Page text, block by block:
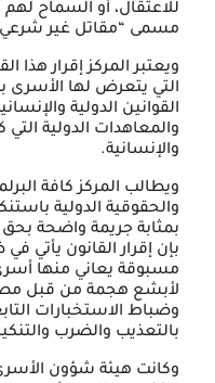
للاعتقال، أو السماح
مسمى “مقاتل غير
ويعتبر المركز إقرار هذا
التي يتعرض لها
القوانين الدولية
والمعاهدات الدولية
والإنسانية.
ويطالب المركز كافة
والحقوقية الدولية
بمثابة جريمة واضحة بحق
بإن إقرار القانون يأتي
مسبوقة يعاني منها
لأبشع هجمة من قبل
وضباط الاستخبارات
بالتعذيب والضرب
وكانت هيئة شؤون